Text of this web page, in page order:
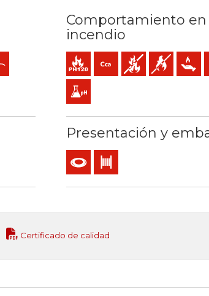
mm2 90ºC / 250ºC
C.A / 1,5 (1,8) kV C.C
pelado
Comportamiento en
incendio
Resistencia al fuego
Cca-s1b,d1,a1 (reacción al
No propagador de
No Baja
Baja acidez y conductividad gases:
incendio
Presentación y
Bobina
Certificado de calidad